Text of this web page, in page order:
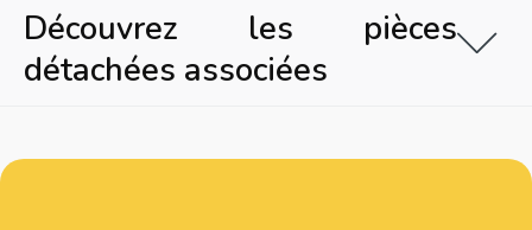
Découvrez les pièces
détachées associées